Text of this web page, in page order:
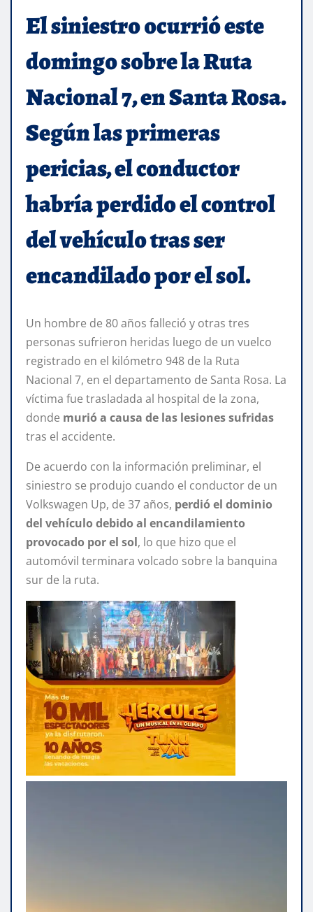
El siniestro ocurrió este
domingo sobre la Ruta
Nacional 7, en Santa Rosa.
Según las primeras
pericias, el conductor
habría perdido el control
del vehículo tras ser
encandilado por el sol.
Un hombre de 80 años falleció y otras tres
personas sufrieron heridas luego de un vuelco
registrado en el kilómetro 948 de la Ruta
Nacional 7, en el departamento de Santa Rosa. La
víctima fue trasladada al hospital de la zona,
donde murió a causa de las lesiones sufridas
tras el accidente.
De acuerdo con la información preliminar, el
siniestro se produjo cuando el conductor de un
Volkswagen Up, de 37 años, perdió el dominio
del vehículo debido al encandilamiento
provocado por el sol, lo que hizo que el
automóvil terminara volcado sobre la banquina
sur de la ruta.